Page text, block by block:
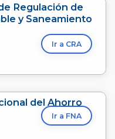
Regulación de
y Saneamiento
Ir a CRA
del Ahorro
Ir a FNA